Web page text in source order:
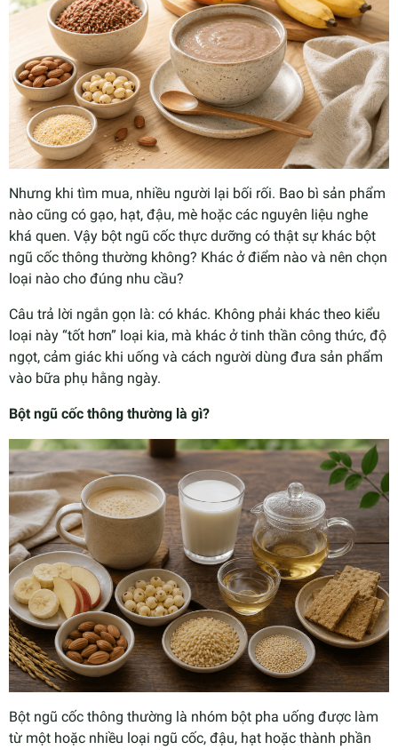
Nhưng khi tìm mua, nhiều người lại bối rối. Bao bì sản phẩm
nào cũng có gạo, hạt, đậu, mè hoặc các nguyên liệu nghe
khá quen. Vậy bột ngũ cốc thực dưỡng có thật sự khác bột
ngũ cốc thông thường không? Khác ở điểm nào và nên chọn
loại nào cho đúng nhu cầu?
Câu trả lời ngắn gọn là: có khác. Không phải khác theo kiểu
loại này “tốt hơn” loại kia, mà khác ở tinh thần công thức, độ
ngọt, cảm giác khi uống và cách người dùng đưa sản phẩm
vào bữa phụ hằng ngày.
Bột ngũ cốc thông thường là gì?
Bột ngũ cốc thông thường là nhóm bột pha uống được làm
từ một hoặc nhiều loại ngũ cốc, đậu, hạt hoặc thành phần